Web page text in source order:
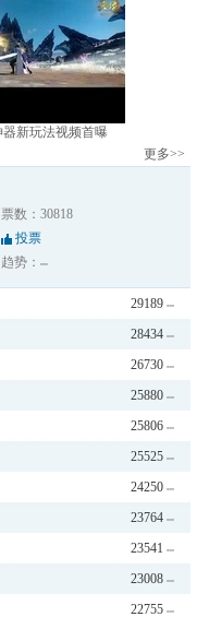
器新玩法视频首曝
更多>>
票数：30818
投票
趋势：
29189
28434
26730
25880
25806
25525
24250
23764
23541
23008
22755